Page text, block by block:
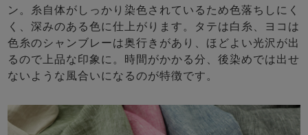
ン。糸自体がしっかり染色されているため色落ちしにく
く、深みのある色に仕上がります。タテは白糸、ヨコは
色糸のシャンブレーは奥行きがあり、ほどよい光沢が出
るので上品な印象に。時間がかかる分、後染めでは出せ
ないような風合いになるのが特徴です。